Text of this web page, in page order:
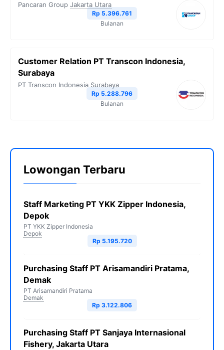
Pancaran Group Jakarta Utara
Rp 5.396.761
Bulanan
Customer Relation PT Transcon Indonesia,
Surabaya
PT Transcon Indonesia Surabaya
Rp 5.288.796
Bulanan
Lowongan Terbaru
Staff Marketing PT YKK Zipper Indonesia,
Depok
PT YKK Zipper Indonesia
Depok
Rp 5.195.720
Purchasing Staff PT Arisamandiri Pratama,
Demak
PT Arisamandiri Pratama
Demak
Rp 3.122.806
Purchasing Staff PT Sanjaya Internasional
Fishery, Jakarta Utara